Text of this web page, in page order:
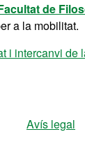
de
a la mobilitat.
i intercanvi de
Avís legal